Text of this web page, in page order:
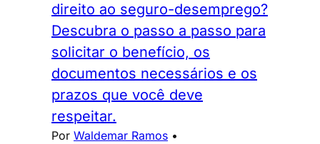
direito ao seguro-desemprego?
Descubra o passo a passo para
solicitar o benefício, os
documentos necessários e os
prazos que você deve
respeitar.
Por Waldemar Ramos •